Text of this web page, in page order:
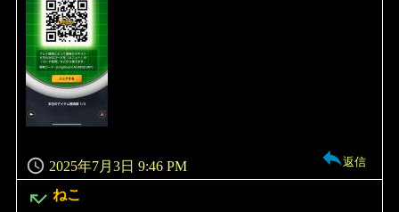
2025年7月3日 9:46 PM 返信
ねこ
よ